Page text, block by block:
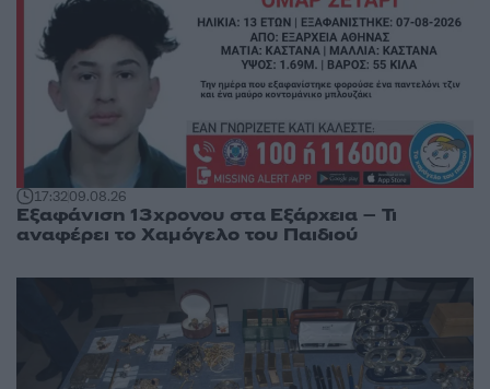
17:3209.08.26
Εξαφάνιση 13χρονου στα Εξάρχεια – Τι
αναφέρει το Χαμόγελο του Παιδιού